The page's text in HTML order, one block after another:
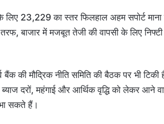
लिए 23,229 का स्तर फिलहाल अहम सपोर्ट
बाजार में मजबूत तेजी की वापसी के लिए
बैंक की मौद्रिक नीति समिति की बैठक पर भी
दरों, महंगाई और आर्थिक वृद्धि को लेकर आने
सकते हैं।